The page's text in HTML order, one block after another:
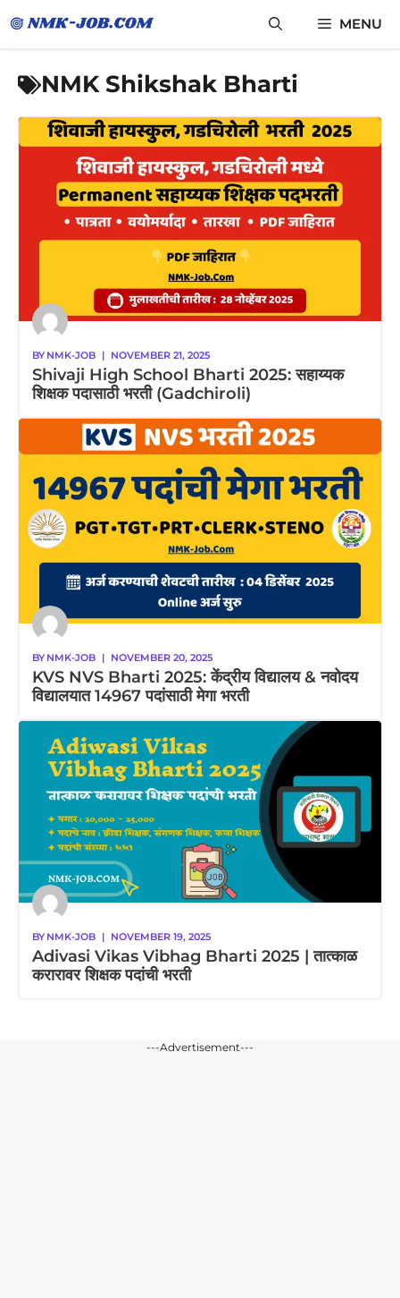
to
content
MENU
NMK Shikshak Bharti
BY NMK-JOB | NOVEMBER 21, 2025
Shivaji High School Bharti 2025: सहाय्यक
शिक्षक पदासाठी भरती (Gadchiroli)
BY NMK-JOB | NOVEMBER 20, 2025
KVS NVS Bharti 2025: केंद्रीय विद्यालय & नवोदय
विद्यालयात 14967 पदांसाठी मेगा भरती
BY NMK-JOB | NOVEMBER 19, 2025
Adivasi Vikas Vibhag Bharti 2025 | तात्काळ
करारावर शिक्षक पदांची भरती
---Advertisement---